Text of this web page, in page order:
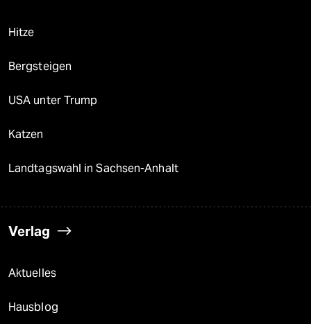
Hitze
Bergsteigen
USA unter Trump
Katzen
Landtagswahl in Sachsen-Anhalt
Verlag
Aktuelles
Hausblog